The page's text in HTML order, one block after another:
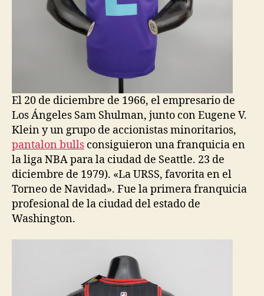
El 20 de diciembre de 1966, el empresario de
Los Ángeles Sam Shulman, junto con Eugene V.
Klein y un grupo de accionistas minoritarios,
pantalon bulls consiguieron una franquicia en
la liga NBA para la ciudad de Seattle. 23 de
diciembre de 1979). «La URSS, favorita en el
Torneo de Navidad». Fue la primera franquicia
profesional de la ciudad del estado de
Washington.